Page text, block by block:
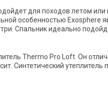
для походов летом
особенностью Exosphere
Спальник идеально
Thermo Pro Loft. Он
Синтетический